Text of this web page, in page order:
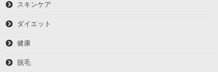
スキンケア
ダイエット
健康
脱毛